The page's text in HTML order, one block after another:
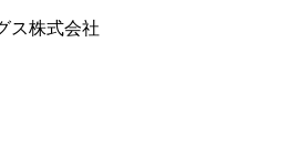
ス株式会社